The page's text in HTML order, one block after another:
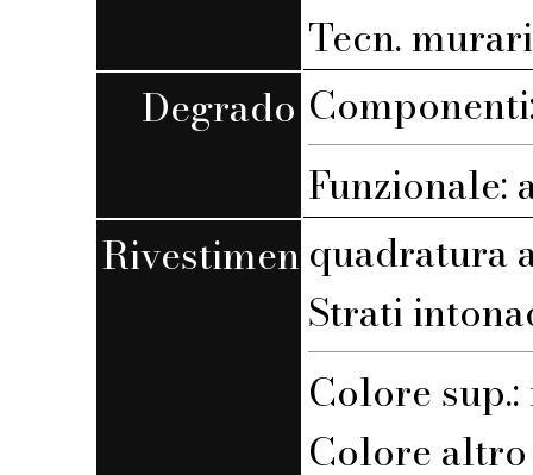
Tecn.
Degrado
Funzionale:
Rivestimentoquadratura
Strati
Colore
Colore altro